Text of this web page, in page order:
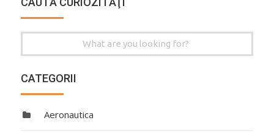
for:
CATEGORII
Aeronautica